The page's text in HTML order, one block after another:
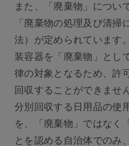
また、「廃棄物」につい
「廃棄物の処理及び清掃
法）が定められています
装容器を「廃棄物」とし
律の対象となるため、許
回収することができませ
分別回収する日用品の使
を、「廃棄物」ではなく
とを認める自治体でのみ